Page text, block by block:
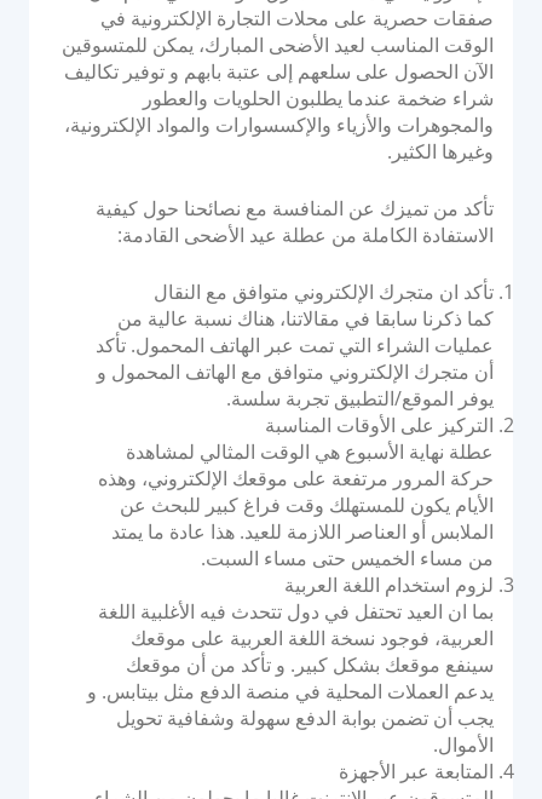
الحلول
التوسع
حلول الدفع
التكامل
الوثائق والإرشادات
تكاملات واجهة برمجة التطبيقات
تكاملات حزمة تطوير البرامج
منتدى المجموعة
قصتنا
الشراكات
مدونة PayTabs
صفقات حصرية على محلات التجارة الإلكترونية في
الوقت المناسب لعيد الأضحى المبارك، يمكن للمتسوقين
الآن الحصول على سلعهم إلى عتبة بابهم و توفير تكاليف
شراء ضخمة عندما يطلبون الحلويات والعطور
والمجوهرات والأزياء والإكسسوارات والمواد الإلكترونية،
وغيرها الكثير.
تأكد من تميزك عن المنافسة مع نصائحنا حول كيفية
الاستفادة الكاملة من عطلة عيد الأضحى القادمة:
تأكد ان متجرك الإلكتروني متوافق مع النقال
كما ذكرنا سابقا في مقالاتنا، هناك نسبة عالية من
عمليات الشراء التي تمت عبر الهاتف المحمول. تأكد
أن متجرك الإلكتروني متوافق مع الهاتف المحمول و
يوفر الموقع/التطبيق تجربة سلسة.
التركيز على الأوقات المناسبة
عطلة نهاية الأسبوع هي الوقت المثالي لمشاهدة
حركة المرور مرتفعة على موقعك الإلكتروني، وهذه
الأيام يكون للمستهلك وقت فراغ كبير للبحث عن
الملابس أو العناصر اللازمة للعيد. هذا عادة ما يمتد
من مساء الخميس حتى مساء السبت.
لزوم استخدام اللغة العربية
بما ان العيد تحتفل في دول تتحدث فيه الأغلبية اللغة
العربية، فوجود نسخة اللغة العربية على موقعك
سينفع موقعك بشكل كبير. و تأكد من أن موقعك
يدعم العملات المحلية في منصة الدفع مثل بيتابس. و
يجب أن تضمن بوابة الدفع سهولة وشفافية تحويل
الأموال.
المتابعة عبر الأجهزة